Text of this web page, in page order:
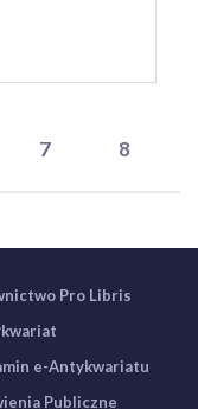
7 8
Pro Libris
e-Antykwariatu
Publiczne